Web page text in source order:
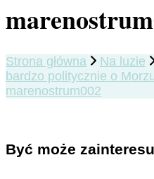
Strona główna Na luzie
bardzo politycznie o
marenostrum002
Być może